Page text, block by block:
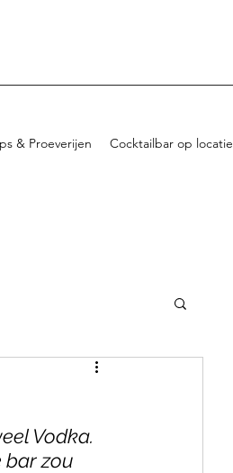
& Proeverijen Cocktailbar op locatie
Vodka.
bar zou